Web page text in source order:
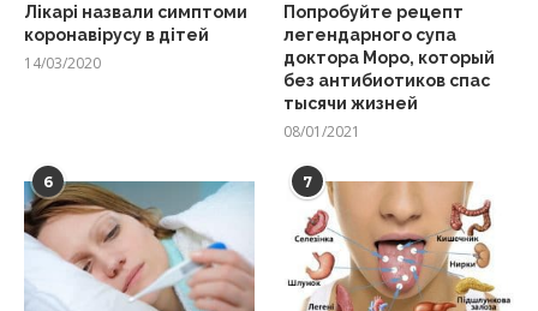
Лікарі назвали симптоми
коронавірусу в дітей
14/03/2020
Попробуйте рецепт
легендарного супа
доктора Моро, который
без антибиотиков спас
тысячи жизней
08/01/2021
6 7